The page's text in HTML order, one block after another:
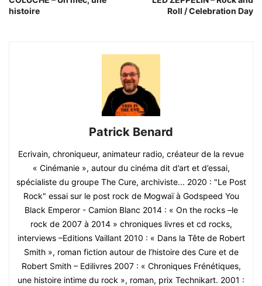
histoire
Roll / Celebration Day
Patrick Benard
Ecrivain, chroniqueur, animateur radio, créateur de la revue
« Cinémanie », autour du cinéma dit d’art et d’essai,
spécialiste du groupe The Cure, archiviste... 2020 : "Le Post
Rock" essai sur le post rock de Mogwaï à Godspeed You
Black Emperor - Camion Blanc 2014 : « On the rocks –le
rock de 2007 à 2014 » chroniques livres et cd rocks,
interviews –Editions Vaillant 2010 : « Dans la Tête de Robert
Smith », roman fiction autour de l’histoire des Cure et de
Robert Smith – Edilivres 2007 : « Chroniques Frénétiques,
une histoire intime du rock », roman, prix Technikart. 2001 :